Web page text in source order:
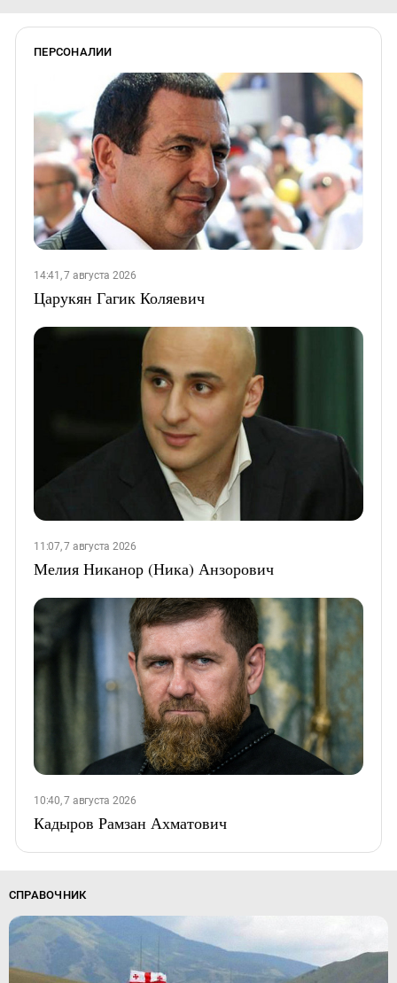
ПЕРСОНАЛИИ
14:41, 7 августа 2026
Царукян Гагик Коляевич
11:07, 7 августа 2026
Мелия Никанор (Ника) Анзорович
10:40, 7 августа 2026
Кадыров Рамзан Ахматович
СПРАВОЧНИК